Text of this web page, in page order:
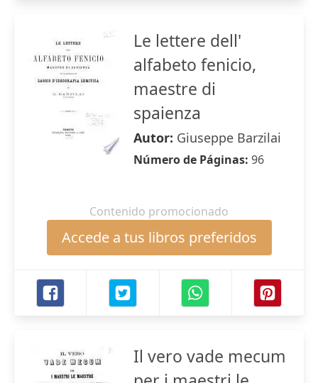
Le lettere dell'
alfabeto fenicio,
maestre di
spaienza
Autor: Giuseppe Barzilai
Número de Páginas: 96
Contenido promocionado
Accede a tus libros preferidos
Il vero vade mecum